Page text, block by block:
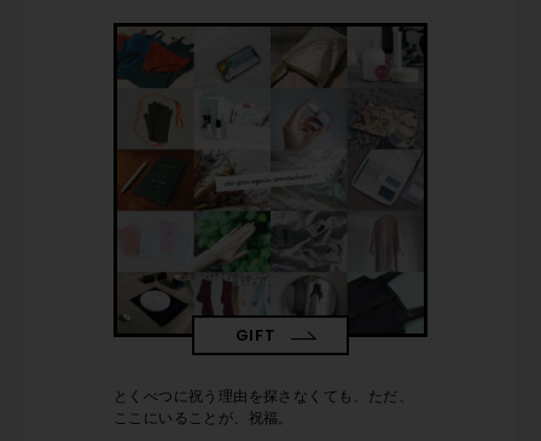
GIFT
とくべつに祝う理由を探さなくても、ただ、
ここにいることが、祝福。